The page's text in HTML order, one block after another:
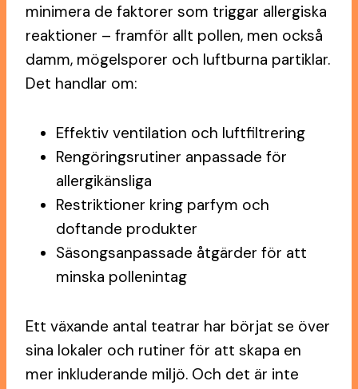
minimera de faktorer som triggar allergiska
reaktioner – framför allt pollen, men också
damm, mögelsporer och luftburna partiklar.
Det handlar om:
Effektiv ventilation och luftfiltrering
Rengöringsrutiner anpassade för
allergikänsliga
Restriktioner kring parfym och
doftande produkter
Säsongsanpassade åtgärder för att
minska pollenintag
Ett växande antal teatrar har börjat se över
sina lokaler och rutiner för att skapa en
mer inkluderande miljö. Och det är inte